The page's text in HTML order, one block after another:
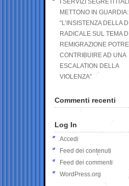
I SERVIZI SEGRETI
METTONO IN GUARDIA:
“L’INSISTENZA DELLA
RADICALE SUL TEMA
REMIGRAZIONE
CONTRIBUIRE AD UNA
ESCALATION DELLA
VIOLENZA”
Commenti recenti
Log In
Accedi
Feed dei contenuti
Feed dei commenti
WordPress.org